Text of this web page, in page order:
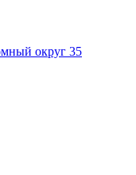
округ 35